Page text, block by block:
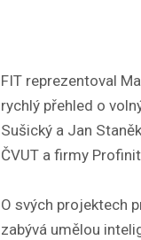
FIT reprezentoval
rychlý přehled o
Sušický a Jan
ČVUT a firmy
O svých projektech
zabývá umělou